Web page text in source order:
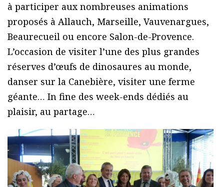
à participer aux nombreuses animations
proposés à Allauch, Marseille, Vauvenargues,
Beaurecueil ou encore Salon-de-Provence.
L’occasion de visiter l’une des plus grandes
réserves d’œufs de dinosaures au monde,
danser sur la Canebière, visiter une ferme
géante… In fine des week-ends dédiés au
plaisir, au partage…